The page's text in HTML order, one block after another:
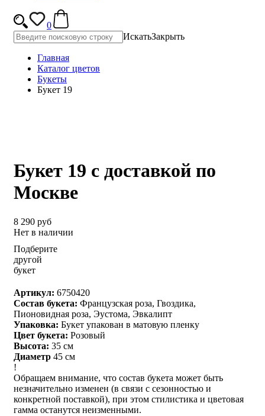
0
ИскатьЗакрыть
Главная
Каталог цветов
Букеты
Букет 19
Букет 19 с доставкой по
Москве
8 290 руб
Нет в наличии
Подберите
другой
букет
Артикул: 6750420
Состав букета: Французская роза, Гвоздика,
Пионовидная роза, Эустома, Эвкалипт
Упаковка: Букет упакован в матовую пленку
Цвет букета: Розовый
Высота: 35 см
Диаметр 45 см
!
Обращаем внимание, что состав букета может быть
незначительно изменен (в связи с сезонностью и
конкретной поставкой), при этом стилистика и цветовая
гамма останутся неизменными.